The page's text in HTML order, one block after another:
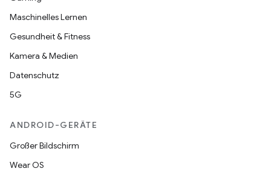
Maschinelles Lernen
Gesundheit & Fitness
Kamera & Medien
Datenschutz
5G
ANDROID-GERÄTE
Großer Bildschirm
Wear OS